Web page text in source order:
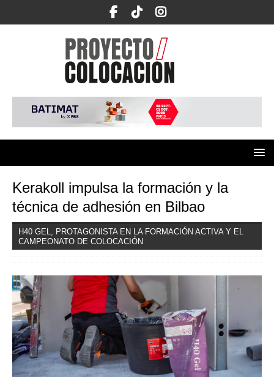
Kerakoll impulsa la formación y la
técnica de adhesión en Bilbao
H40 GEL, PROTAGONISTA EN LA FORMACIÓN ACTIVA Y EL
CAMPEONATO DE COLOCACIÓN